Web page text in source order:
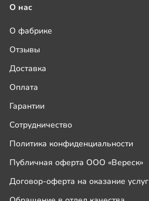
О нас
О фабрике
Отзывы
Доставка
Оплата
Гарантии
Сотрудничество
Политика конфиденциальности
Публичная оферта ООО «Вереск»
Договор-оферта на оказание услуг